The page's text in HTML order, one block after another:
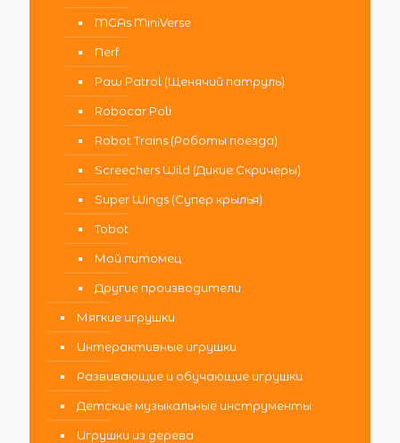
MGAs MiniVerse
Nerf
Paw Patrol (Щенячий патруль)
Robocar Poli
Robot Trains (Роботы поезда)
Screechers Wild (Дикие Скричеры)
Super Wings (Супер крылья)
Tobot
Мой питомец
Другие производители
Мягкие игрушки
Интерактивные игрушки
Развивающие и обучающие игрушки
Детские музыкальные инструменты
Игрушки из дерева